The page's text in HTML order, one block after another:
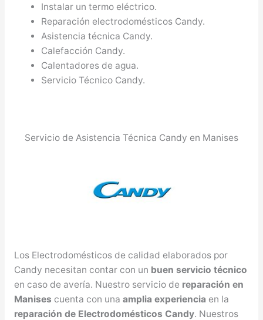
Instalar un termo eléctrico.
Reparación electrodomésticos Candy.
Asistencia técnica Candy.
Calefacción Candy.
Calentadores de agua.
Servicio Técnico Candy.
Servicio de Asistencia Técnica Candy en Manises
Los Electrodomésticos de calidad elaborados por
Candy necesitan contar con un buen servicio técnico
en caso de avería. Nuestro servicio de reparación en
Manises cuenta con una amplia experiencia en la
reparación de Electrodomésticos Candy. Nuestros